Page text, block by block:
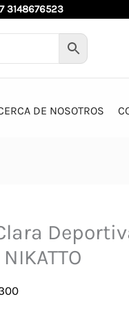
3148676523
DE NOSOTROS